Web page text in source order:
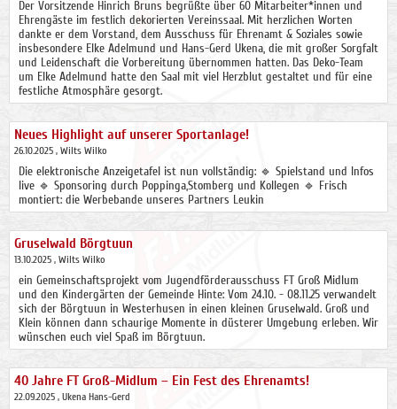
Der Vorsitzende Hinrich Bruns begrüßte über 60 Mitarbeiter*innen und
Ehrengäste im festlich dekorierten Vereinssaal. Mit herzlichen Worten
dankte er dem Vorstand, dem Ausschuss für Ehrenamt & Soziales sowie
insbesondere Elke Adelmund und Hans-Gerd Ukena, die mit großer Sorgfalt
und Leidenschaft die Vorbereitung übernommen hatten. Das Deko-Team
um Elke Adelmund hatte den Saal mit viel Herzblut gestaltet und für eine
festliche Atmosphäre gesorgt.
Neues Highlight auf unserer Sportanlage!
26.10.2025 , Wilts Wilko
Die elektronische Anzeigetafel ist nun vollständig: 🔹 Spielstand und Infos
live 🔹 Sponsoring durch Poppinga,Stomberg und Kollegen 🔹 Frisch
montiert: die Werbebande unseres Partners Leukin
Gruselwald Börgtuun
13.10.2025 , Wilts Wilko
ein Gemeinschaftsprojekt vom Jugendförderausschuss FT Groß Midlum
und den Kindergärten der Gemeinde Hinte: Vom 24.10. - 08.11.25 verwandelt
sich der Börgtuun in Westerhusen in einen kleinen Gruselwald. Groß und
Klein können dann schaurige Momente in düsterer Umgebung erleben. Wir
wünschen euch viel Spaß im Börgtuun.
40 Jahre FT Groß-Midlum – Ein Fest des Ehrenamts!
22.09.2025 , Ukena Hans-Gerd